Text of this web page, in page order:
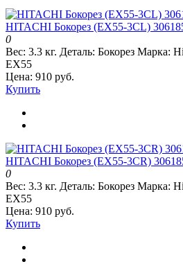
HITACHI Бокорез (EX55-3CL)
0
Вес: 3.3 кг. Деталь: Бокорез Марка:
EX55
Цена: 910 руб.
Купить
HITACHI Бокорез (EX55-3CR)
0
Вес: 3.3 кг. Деталь: Бокорез Марка:
EX55
Цена: 910 руб.
Купить